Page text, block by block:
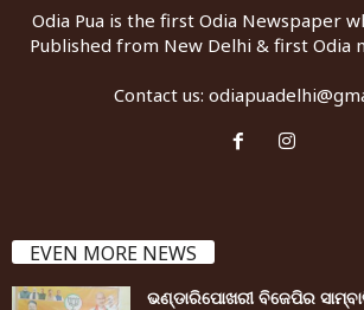
Odia Pua is the first Odia Newspaper
Published from New Delhi & first Odia
Contact us:
EVEN MORE NEWS
ଭଣ୍ଡାରିପୋଖରୀ ବିଜେପିର